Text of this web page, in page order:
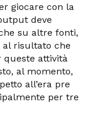
giocare con la
deve
su altre fonti,
risultato che
queste attività
al momento,
all’era pre
per tre